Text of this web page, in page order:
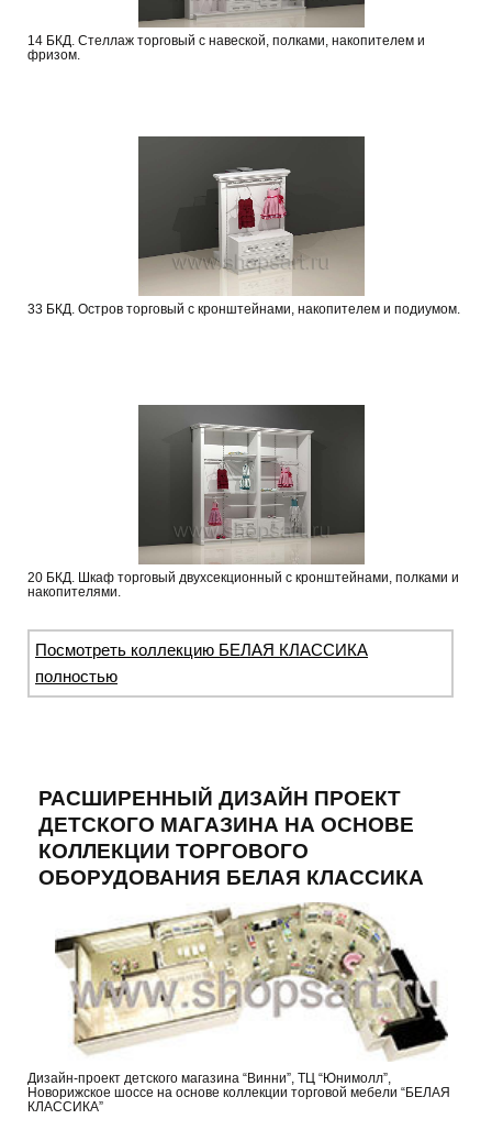
14 БКД. Стеллаж торговый с навеской, полками, накопителем и
фризом.
33 БКД. Остров торговый с кронштейнами, накопителем и подиумом.
20 БКД. Шкаф торговый двухсекционный с кронштейнами, полками и
накопителями.
Посмотреть коллекцию БЕЛАЯ КЛАССИКА
полностью
РАСШИРЕННЫЙ ДИЗАЙН ПРОЕКТ
ДЕТСКОГО МАГАЗИНА НА ОСНОВЕ
КОЛЛЕКЦИИ ТОРГОВОГО
ОБОРУДОВАНИЯ БЕЛАЯ КЛАССИКА
Дизайн-проект детского магазина “Винни”, ТЦ “Юнимолл”,
Новорижское шоссе на основе коллекции торговой мебели “БЕЛАЯ
КЛАССИКА”